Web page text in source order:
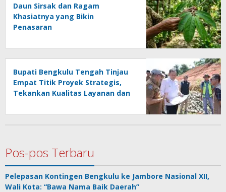
Daun Sirsak dan Ragam
Khasiatnya yang Bikin
Penasaran
Bupati Bengkulu Tengah Tinjau
Empat Titik Proyek Strategis,
Tekankan Kualitas Layanan dan
Pos-pos Terbaru
Pelepasan Kontingen Bengkulu ke Jambore Nasional XII,
Wali Kota: “Bawa Nama Baik Daerah”